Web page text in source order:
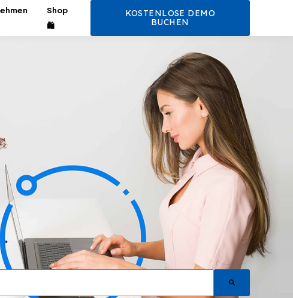
Shop
🛍️
KOSTENLOSE DEMO
BUCHEN